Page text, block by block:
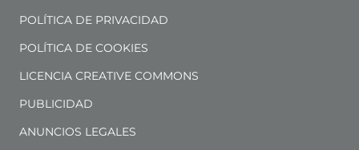
POLÍTICA DE PRIVACIDAD
POLÍTICA DE COOKIES
LICENCIA CREATIVE COMMONS
PUBLICIDAD
ANUNCIOS LEGALES